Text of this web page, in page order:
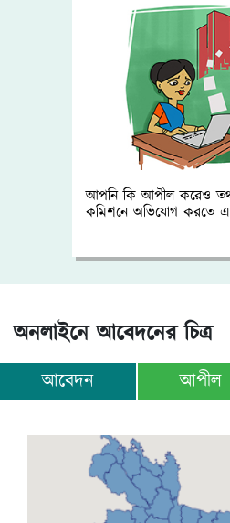
আপনি কি আপীল করেও
কমিশনে অভিযোগ করতে
অনলাইনে আবেদনের চিত্র
আবেদন আপীল